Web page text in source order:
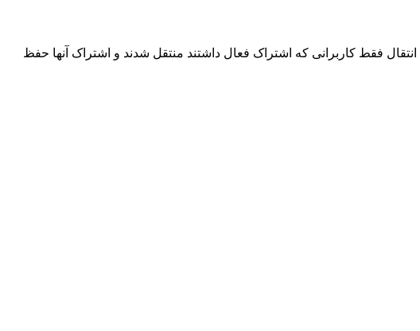
فقط کاربرانی که اشتراک فعال داشتند منتقل شدند و اشتراک آنها حفظ